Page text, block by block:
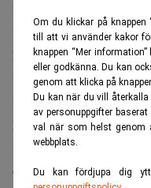
Om du klickar på knappen
till att vi använder kakor
knappen “Mer
eller godkänna. Du kan
genom att klicka på
Du kan när du vill
av personuppgifter
val när som helst genom
webbplats.
Du kan fördjupa dig
LLC, Alphabet Inc och
tingsrätt för
Missa inte:DNB
trots krig och börsoro.
Bankomat yrkade att
kronor skulle förbjudas
som svensk
cash machine i sina